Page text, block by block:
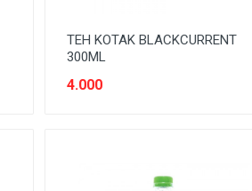
TEH KOTAK BLACKCURRENT
300ML
4.000